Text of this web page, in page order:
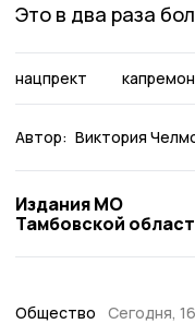
Это в два раза
нацпрект
Автор: Виктория
Издания МО
Тамбовской
Общество Сегодня,